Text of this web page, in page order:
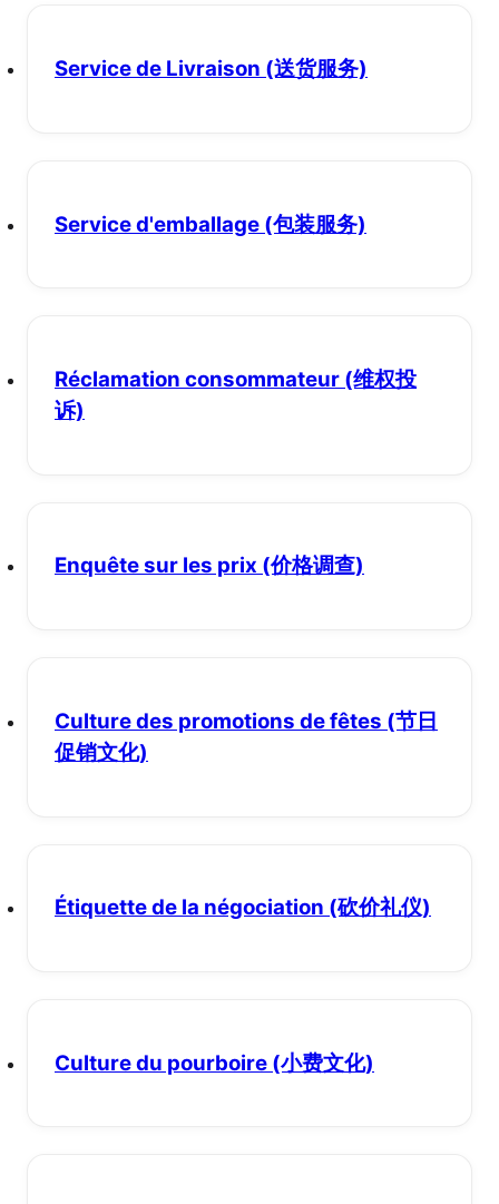
Service de Livraison (送货服务)
Service d'emballage (包装服务)
Réclamation consommateur (维权投
诉)
Enquête sur les prix (价格调查)
Culture des promotions de fêtes (节日
促销文化)
Étiquette de la négociation (砍价礼仪)
Culture du pourboire (小费文化)